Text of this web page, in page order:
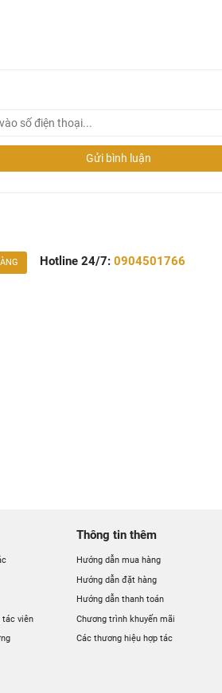
Gửi bình luận
Hotline 24/7:0904501766
tác viên
Thông tin thêm
Hướng dẫn mua hàng
Hướng dẫn đặt hàng
Hướng dẫn thanh toán
Chương trình khuyến mãi
Các thương hiệu hợp tác